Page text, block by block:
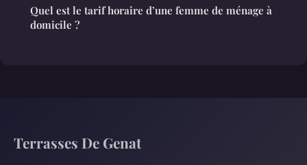
Quel est le tarif horaire d’une femme de ménage à
domicile ?
Terrasses De Genat